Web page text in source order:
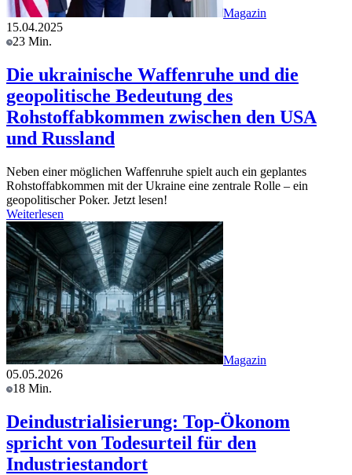
Magazin
15.04.2025
23 Min.
Die ukrainische Waffenruhe und die
geopolitische Bedeutung des
Rohstoffabkommen zwischen den USA
und Russland
Neben einer möglichen Waffenruhe spielt auch ein geplantes
Rohstoffabkommen mit der Ukraine eine zentrale Rolle – ein
geopolitischer Poker. Jetzt lesen!
Weiterlesen
Magazin
05.05.2026
18 Min.
Deindustrialisierung: Top-Ökonom
spricht von Todesurteil für den
Industriestandort